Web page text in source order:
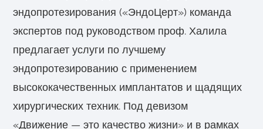
эндопротезирования («ЭндоЦерт») команда
экспертов под руководством проф. Халила
предлагает услуги по лучшему
эндопротезированию с применением
высококачественных имплантатов и щадящих
хирургических техник. Под девизом
«Движение — это качество жизни» и в рамках